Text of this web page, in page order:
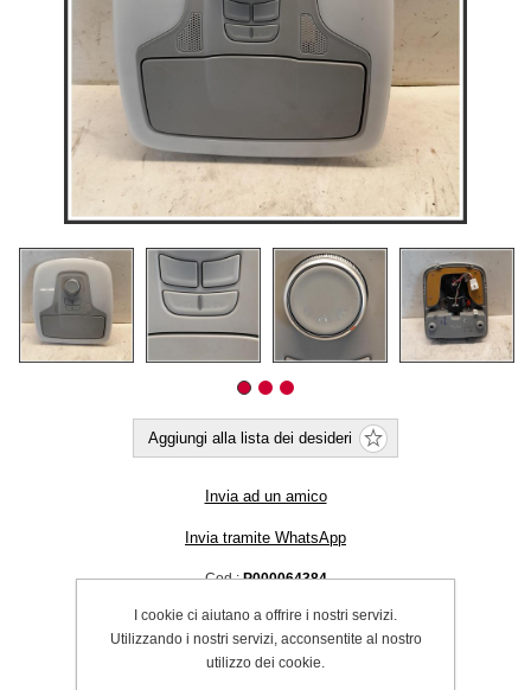
Aggiungi alla lista dei desideri
Invia ad un amico
Invia tramite WhatsApp
Cod.: P000064384
SPEDIZIONE INCLUSA
€48.00
I cookie ci aiutano a offrire i nostri servizi.
Utilizzando i nostri servizi, acconsentite al nostro
utilizzo dei cookie.